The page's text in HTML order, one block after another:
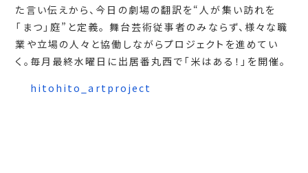
た言い伝えから、今日の劇場の翻訳を“人が集い訪れを
「まつ」庭”と定義。 舞台芸術従事者のみならず、様々な職
業や立場の人々と協働しながらプロジェクトを進めてい
く。毎月最終水曜日に出居番丸西で「米はある！」を開催。
hitohito_artproject